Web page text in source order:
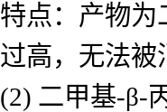
特点：产物为
过高，无法被
(2) 二甲基-β-